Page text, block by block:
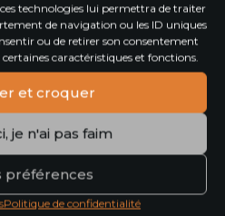
technologies lui permettra de traiter
de navigation ou les ID uniques
ou de retirer son consentement
caractéristiques et fonctions.
et croquer
je n'ai pas faim
préférences
Politique de confidentialité